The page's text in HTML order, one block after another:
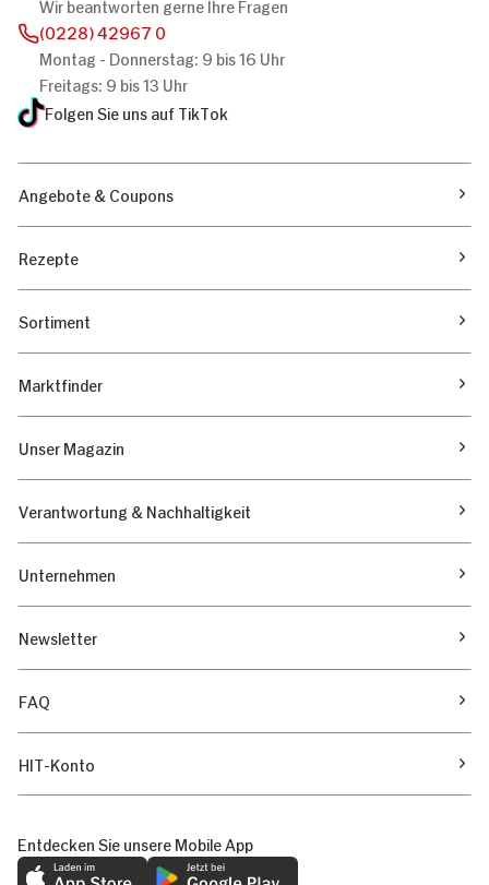
Wir beantworten gerne Ihre Fragen
(0228) 42967 0
Montag - Donnerstag: 9 bis 16 Uhr
Freitags: 9 bis 13 Uhr
Folgen Sie uns auf TikTok
Angebote & Coupons
Rezepte
Sortiment
Marktfinder
Unser Magazin
Verantwortung & Nachhaltigkeit
Unternehmen
Newsletter
FAQ
HIT-Konto
Entdecken Sie unsere Mobile App